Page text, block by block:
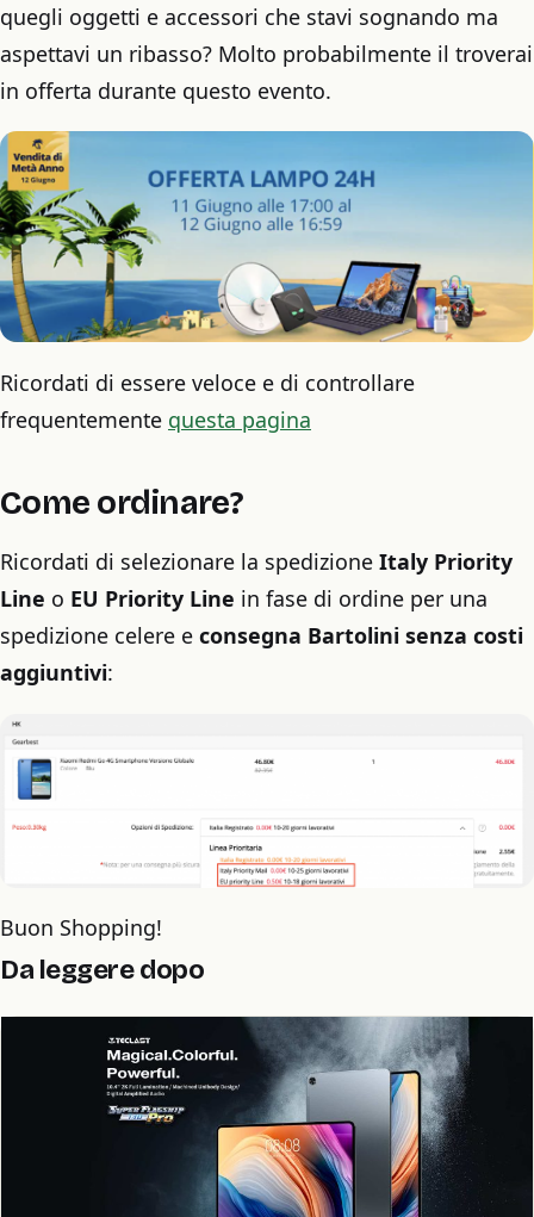
quegli oggetti e accessori che stavi sognando ma
aspettavi un ribasso? Molto probabilmente il troverai
in offerta durante questo evento.
Ricordati di essere veloce e di controllare
frequentemente questa pagina
Come ordinare?
Ricordati di selezionare la spedizione Italy Priority
Line o EU Priority Line in fase di ordine per una
spedizione celere e consegna Bartolini senza costi
aggiuntivi:
Buon Shopping!
Da leggere dopo